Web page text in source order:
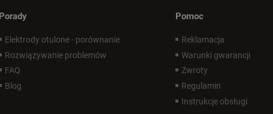
Porady
Elektrody otulone - porównanie
Rozwiązywanie problemów
FAQ
Blog
Pomoc
Reklamacja
Warunki gwarancji
Zwroty
Regulamin
Instrukcje obsługi